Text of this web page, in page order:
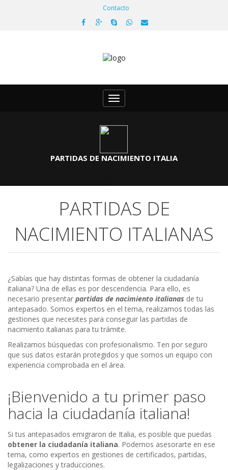
Contacto
Toggle
navigation
PARTIDAS DE
NACIMIENTO ITALIANAS
¿Sabías que hay distintas formas de obtener la ciudadanía
italiana? Una de ellas es por descendencia. Para ello, es
necesario presentar partidas de nacimiento italianas de tu
antepasado. Somos expertos en el tema, realizamos todas las
gestiones que necesites para conseguir las partidas de
nacimiento italianas para tu trámite.
Realizamos búsquedas con profesionalismo. Ten por seguro
que sus datos estarán protegidos y que somos un equipo con
experiencia comprobada en el área.
¡Bienvenido a tu primer paso
hacia la ciudadanía italiana!
Si tus antepasados emigraron de Italia, es posible que puedas
obtener la ciudadanía italiana. Podemos asesorarte en ese
tema, como expertos en gestiones de certificados, partidas,
legalizaciones y traducciones.